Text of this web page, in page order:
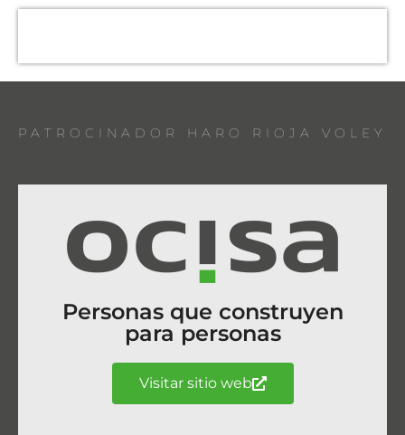
PATROCINADOR HARO RIOJA VOLEY
Personas que construyen
para personas
Visitar sitio web